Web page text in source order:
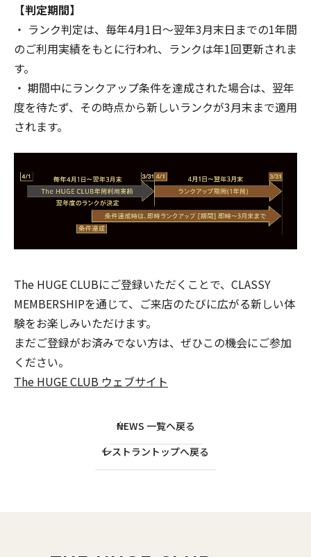
【判定期間】
・ ランク判定は、毎年4月1日～翌年3月末日までの1年間
のご利用実績をもとに行われ、ランクは年1回更新されま
す。
・ 期間中にランクアップ条件を達成された場合は、翌年
度を待たず、その時点から新しいランクが3月末まで適用
されます。
The HUGE CLUBにご登録いただくことで、CLASSY
MEMBERSHIPを通じて、ご来店のたびに広がる新しい体
験をお楽しみいただけます。
まだご登録がお済みでない方は、ぜひこの機会にご参加
ください。
The HUGE CLUB ウェブサイト
NEWS 一覧へ戻る
レストラントップへ戻る